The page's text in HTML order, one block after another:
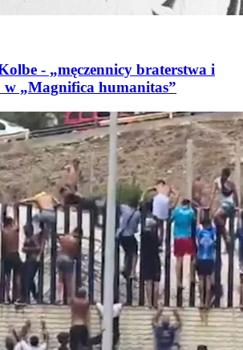
- „męczennicy braterstwa i
w „Magnifica humanitas”